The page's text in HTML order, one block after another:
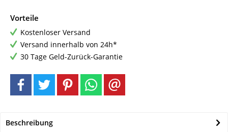
Vorteile
Kostenloser Versand
Versand innerhalb von 24h*
30 Tage Geld-Zurück-Garantie
Beschreibung